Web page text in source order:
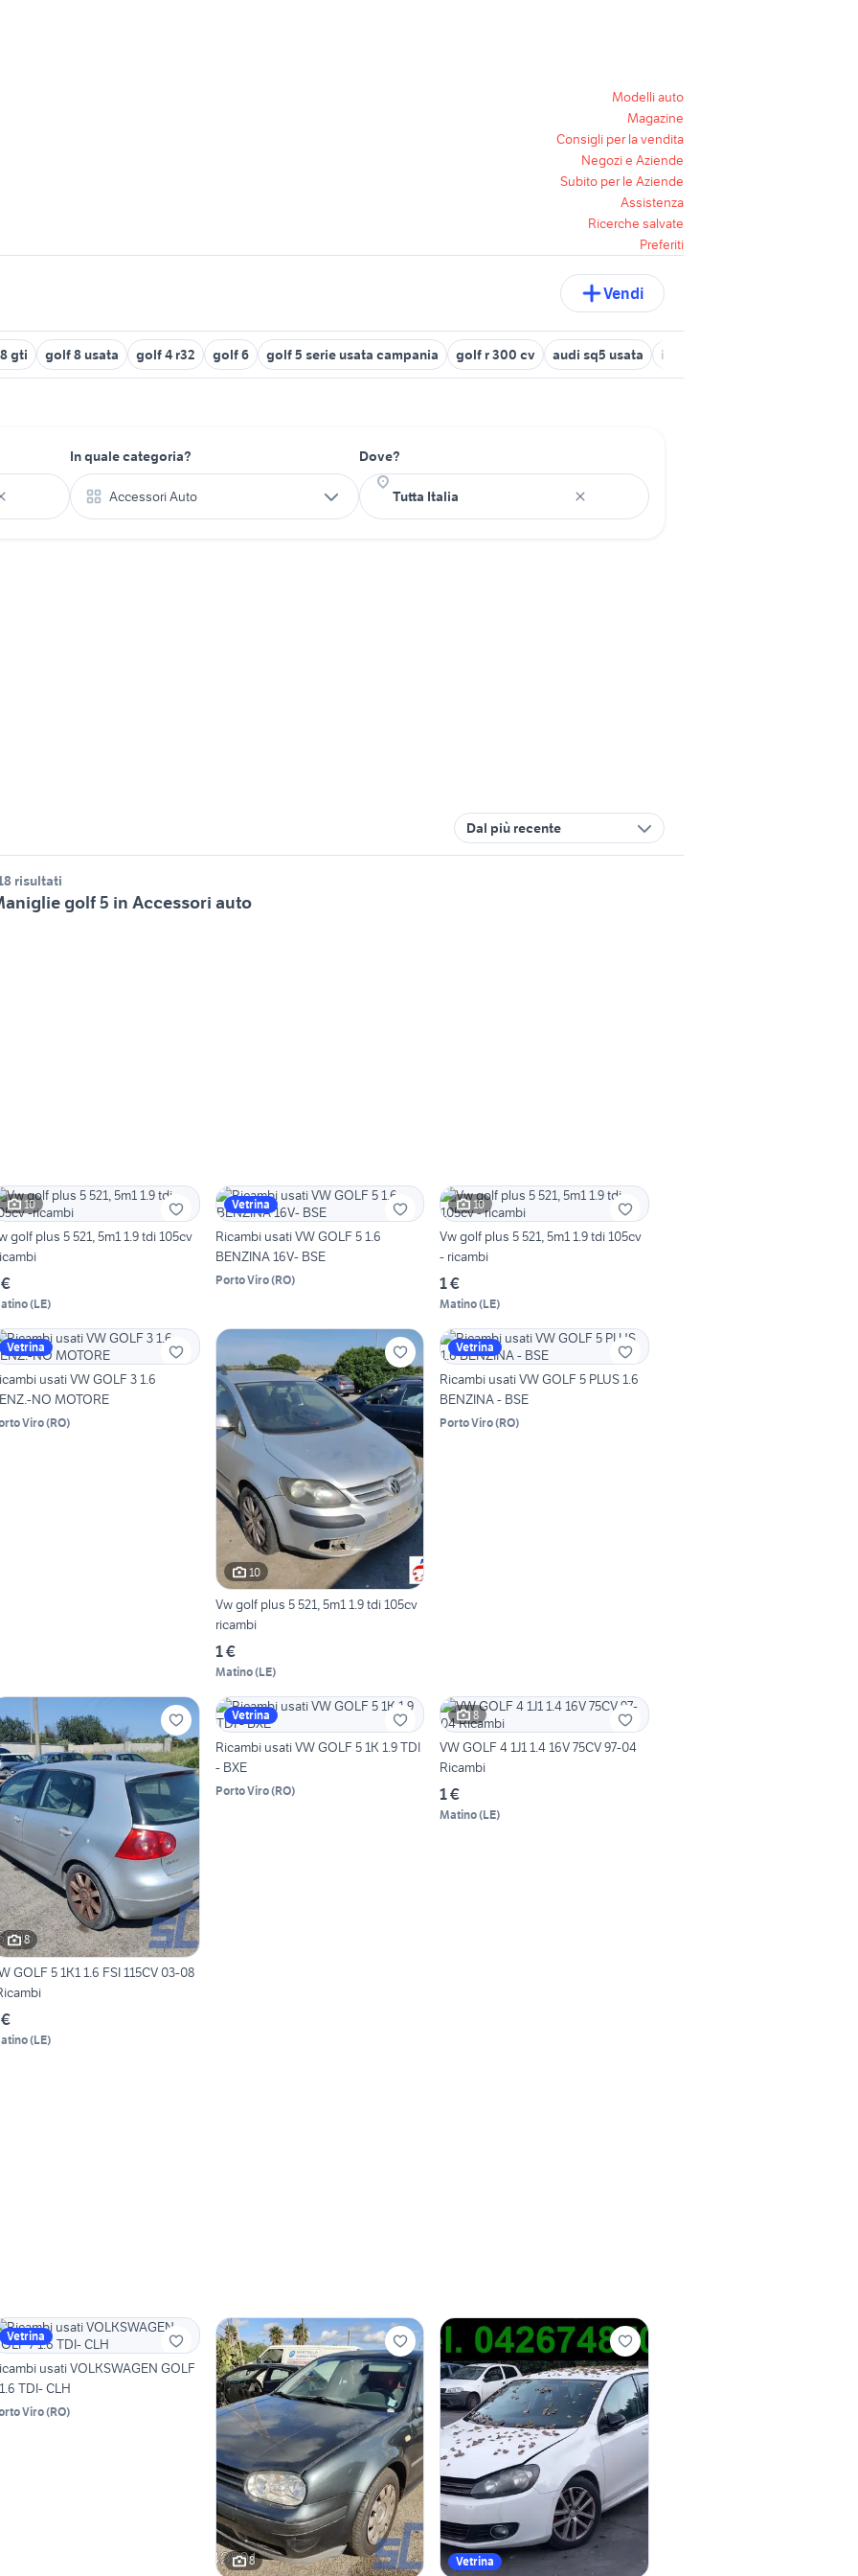
Modelli auto
Magazine
Consigli per la vendita
Negozi e Aziende
Subito per le Aziende
Assistenza
Ricerche salvate
Preferiti
Vendi
gti golf 8 usata golf 4 r32 golf 6 golf 5 serie usata campania golf r 300 cv audi sq5 usata impastatrice usata 5 kg
In quale categoria?
Accessori Auto
Dove?
Dal più recente
risultati
golf 5 in Accessori auto
10
golf plus 5 521, 5m1 1.9 tdi 105cv
(LE)
Vetrina
Ricambi usati VW GOLF 5 1.6
BENZINA 16V- BSE
Porto Viro(RO)
10
Vw golf plus 5 521, 5m1 1.9 tdi 105cv
- ricambi
1 €
Matino(LE)
Vetrina
usati VW GOLF 3 1.6
NO MOTORE
Viro(RO)
10
Vw golf plus 5 521, 5m1 1.9 tdi 105cv
ricambi
1 €
Matino(LE)
Vetrina
Ricambi usati VW GOLF 5 PLUS 1.6
BENZINA - BSE
Porto Viro(RO)
8
GOLF 5 1K1 1.6 FSI 115CV 03-08
(LE)
Vetrina
Ricambi usati VW GOLF 5 1K 1.9 TDI
- BXE
Porto Viro(RO)
8
VW GOLF 4 1J1 1.4 16V 75CV 97-04
Ricambi
1 €
Matino(LE)
Vetrina
usati VOLKSWAGEN GOLF
TDI- CLH
Viro(RO)
8 Vetrina